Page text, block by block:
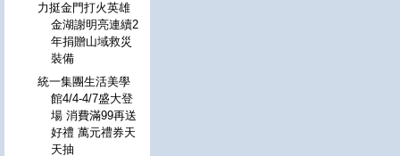
力挺金門打火英雄
金湖謝明亮連續2
年捐贈山域救災
裝備
統一集團生活美學
館4/4-4/7盛大登
場 消費滿99再送
好禮 萬元禮券天
天抽